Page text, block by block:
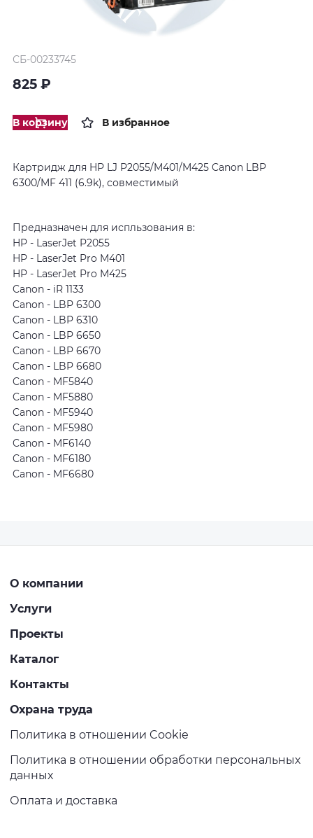
СБ-00233745
825 ₽
В корзину В избранное
Картридж для HP LJ P2055/M401/M425 Canon LBP
6300/MF 411 (6.9k), совместимый
Предназначен для испльзования в:
HP - LaserJet P2055
HP - LaserJet Pro M401
HP - LaserJet Pro M425
Canon - iR 1133
Canon - LBP 6300
Canon - LBP 6310
Canon - LBP 6650
Canon - LBP 6670
Canon - LBP 6680
Canon - MF5840
Canon - MF5880
Canon - MF5940
Canon - MF5980
Canon - MF6140
Canon - MF6180
Canon - MF6680
О компании
Услуги
Проекты
Каталог
Контакты
Охрана труда
Политика в отношении Cookie
Политика в отношении обработки персональных
данных
Оплата и доставка